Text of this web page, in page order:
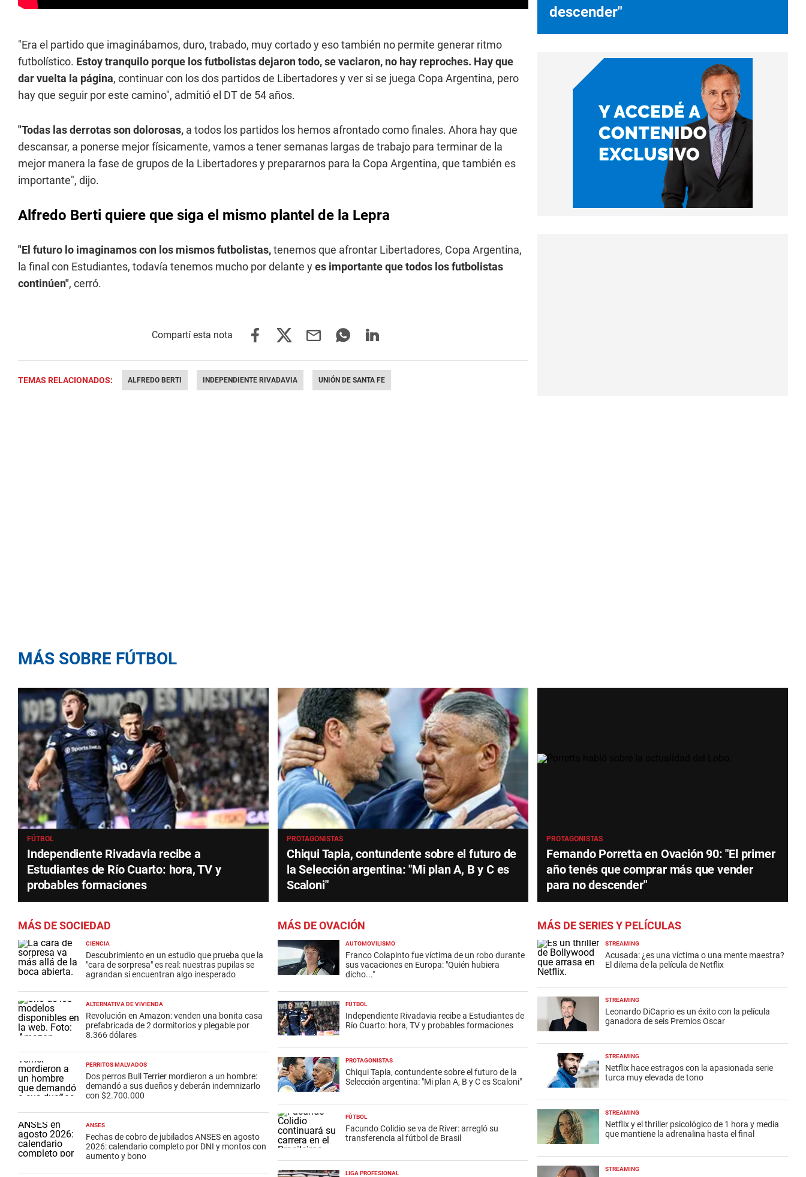
"Era el partido que imaginábamos, duro, trabado, muy cortado y eso también no permite generar ritmo
futbolístico. Estoytranquilo porque los futbolistas dejaron todo, se vaciaron, no hay reproches. Hay que
dar vuelta la página, continuar con los dos partidos de Libertadores y ver si se juega Copa Argentina, pero
hay que seguir por este camino", admitió el DT de 54 años.
"Todas las derrotas son dolorosas, a todos los partidos los hemos afrontado como finales. Ahora hay que
descansar, a ponerse mejor físicamente, vamos a tener semanas largas de trabajo para terminar de la
mejor manera la fase de grupos de la Libertadores y prepararnos para la Copa Argentina, que también es
importante", dijo.
Alfredo Berti quiere que siga el mismo plantel de la Lepra
"El futuro lo imaginamos con los mismos futbolistas,tenemos que afrontar Libertadores, Copa Argentina,
la final con Estudiantes, todavía tenemos mucho por delante yes importante que todos los futbolistas
continúen", cerró.
TEMAS RELACIONADOS: ALFREDO BERTI INDEPENDIENTE RIVADAVIA UNIÓN DE SANTA FE
descender"
MÁS SOBRE FÚTBOL
FÚTBOL
Independiente Rivadavia recibe a
Estudiantes de Río Cuarto: hora, TV y
probables formaciones
PROTAGONISTAS
Chiqui Tapia, contundente sobre el futuro de
la Selección argentina: "Mi plan A, B y C es
Scaloni"
PROTAGONISTAS
Fernando Porretta en Ovación 90: "El primer
año tenés que comprar más que vender
para no descender"
MÁS DE SOCIEDAD
CIENCIA
Descubrimiento en un estudio que prueba que la
"cara de sorpresa" es real: nuestras pupilas se
agrandan si encuentran algo inesperado
ALTERNATIVA DE VIVIENDA
Revolución en Amazon: venden una bonita casa
prefabricada de 2 dormitorios y plegable por
8.366 dólares
PERRITOS MALVADOS
Dos perros Bull Terrier mordieron a un hombre:
demandó a sus dueños y deberán indemnizarlo
con $2.700.000
ANSES
Fechas de cobro de jubilados ANSES en agosto
2026: calendario completo por DNI y montos con
aumento y bono
MÁS DE OVACIÓN
AUTOMOVILISMO
Franco Colapinto fue víctima de un robo durante
sus vacaciones en Europa: "Quién hubiera
dicho..."
FÚTBOL
Independiente Rivadavia recibe a Estudiantes de
Río Cuarto: hora, TV y probables formaciones
PROTAGONISTAS
Chiqui Tapia, contundente sobre el futuro de la
Selección argentina: "Mi plan A, B y C es Scaloni"
FÚTBOL
Facundo Colidio se va de River: arregló su
transferencia al fútbol de Brasil
LIGA PROFESIONAL
MÁS DE SERIES Y PELÍCULAS
STREAMING
Acusada: ¿es una víctima o una mente maestra?
El dilema de la película de Netflix
STREAMING
Leonardo DiCaprio es un éxito con la película
ganadora de seis Premios Oscar
STREAMING
Netflix hace estragos con la apasionada serie
turca muy elevada de tono
STREAMING
Netflix y el thriller psicológico de 1 hora y media
que mantiene la adrenalina hasta el final
STREAMING